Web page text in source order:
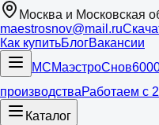
Москва и Московская
maestrosnov@mail.ru
Как купитьБлогВакансии
МСМаэстроСнов
производстваРаботаем с
Каталог